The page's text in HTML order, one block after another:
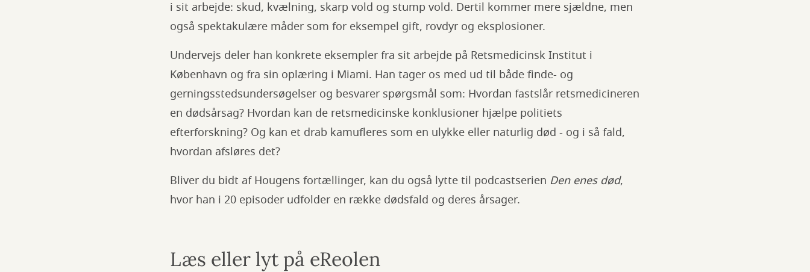
i sit arbejde: skud, kvælning, skarp vold og stump vold. Dertil kommer mere sjældne, men
også spektakulære måder som for eksempel gift, rovdyr og eksplosioner.
Undervejs deler han konkrete eksempler fra sit arbejde på Retsmedicinsk Institut i
København og fra sin oplæring i Miami. Han tager os med ud til både finde- og
gerningsstedsundersøgelser og besvarer spørgsmål som: Hvordan fastslår retsmedicineren
en dødsårsag? Hvordan kan de retsmedicinske konklusioner hjælpe politiets
efterforskning? Og kan et drab kamufleres som en ulykke eller naturlig død - og i så fald,
hvordan afsløres det?
Bliver du bidt af Hougens fortællinger, kan du også lytte til podcastserien Den enes død,
hvor han i 20 episoder udfolder en række dødsfald og deres årsager.
Læs eller lyt på eReolen